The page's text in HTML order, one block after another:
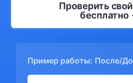
Проверить
бесплатно
Пример работы: После/До